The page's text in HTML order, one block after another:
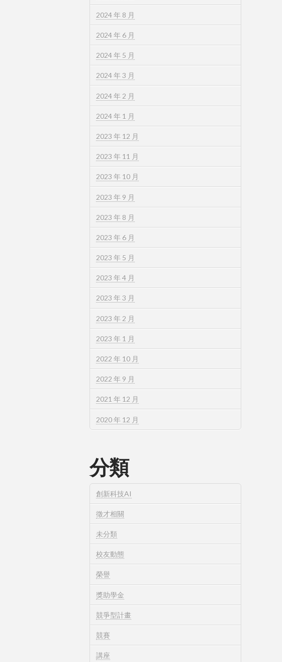
2024 年 8 月
2024 年 6 月
2024 年 5 月
2024 年 3 月
2024 年 2 月
2024 年 1 月
2023 年 12 月
2023 年 11 月
2023 年 10 月
2023 年 9 月
2023 年 8 月
2023 年 6 月
2023 年 5 月
2023 年 4 月
2023 年 3 月
2023 年 2 月
2023 年 1 月
2022 年 10 月
2022 年 9 月
2021 年 12 月
2020 年 12 月
分類
創新科技AI
徵才相關
未分類
校友動態
榮譽
獎助學金
競爭型計畫
競賽
講座